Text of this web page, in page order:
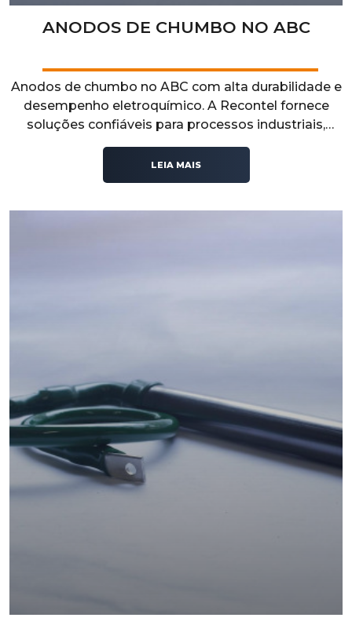
ANODOS DE CHUMBO NO ABC
Anodos de chumbo no ABC com alta durabilidade e
desempenho eletroquímico. A Recontel fornece
soluções confiáveis para processos industriais,
garantindo resistência, eficiência e estabilidade
operacional.
LEIA MAIS